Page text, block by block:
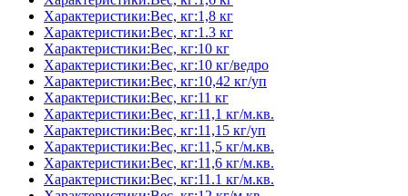
Характеристики:Вес, кг:1,8 кг
Характеристики:Вес, кг:1.3 кг
Характеристики:Вес, кг:10 кг
Характеристики:Вес, кг:10 кг/ведро
Характеристики:Вес, кг:10,42 кг/уп
Характеристики:Вес, кг:11 кг
Характеристики:Вес, кг:11,1 кг/м.кв.
Характеристики:Вес, кг:11,15 кг/уп
Характеристики:Вес, кг:11,5 кг/м.кв.
Характеристики:Вес, кг:11,6 кг/м.кв.
Характеристики:Вес, кг:11.1 кг/м.кв.